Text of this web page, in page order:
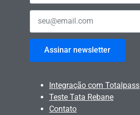
Assinar newsletter
Integração com Totalpass
Teste Tata Rebane
Contato